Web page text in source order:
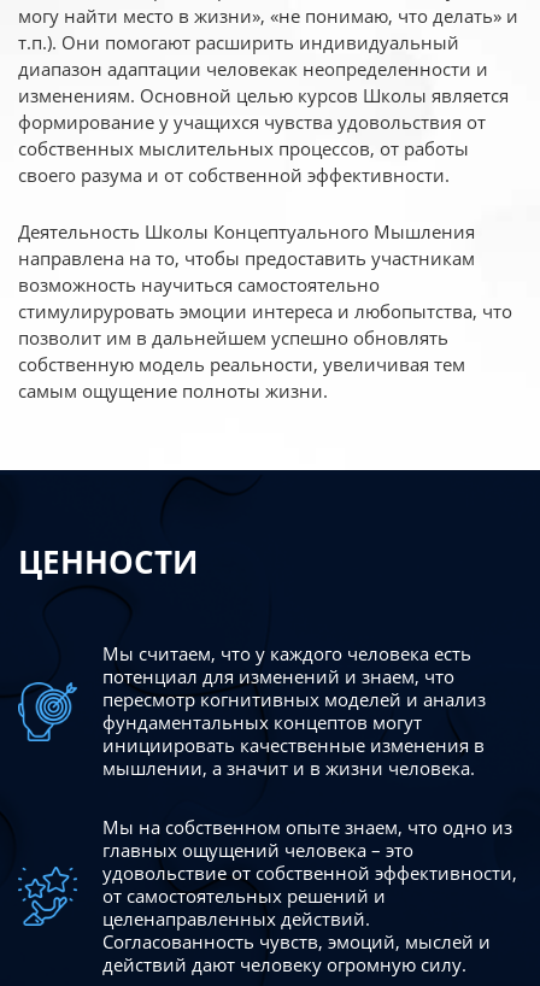
могу найти место в жизни», «не понимаю, что делать» и
т.п.). Они помогают расширить индивидуальный
диапазон адаптации человекак неопределенности и
изменениям. Основной целью курсов Школы является
формирование у учащихся чувства удовольствия от
собственных мыслительных процессов, от работы
своего разума и от собственной эффективности.
Деятельность Школы Концептуального Мышления
направлена на то, чтобы предоставить участникам
возможность научиться самостоятельно
стимулируровать эмоции интереса и любопытства, что
позволит им в дальнейшем успешно обновлять
собственную модель реальности, увеличивая тем
самым ощущение полноты жизни.
ЦЕННОСТИ
Мы считаем, что у каждого человека есть
потенциал для изменений и знаем, что
пересмотр когнитивных моделей и анализ
фундаментальных концептов могут
инициировать качественные изменения в
мышлении, а значит и в жизни человека.
Мы на собственном опыте знаем, что одно из
главных ощущений человека – это
удовольствие от собственной эффективности,
от самостоятельных решений и
целенаправленных действий.
Согласованность чувств, эмоций, мыслей и
действий дают человеку огромную силу.